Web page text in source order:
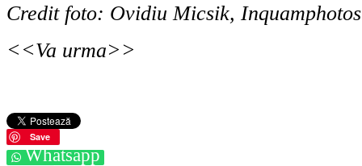
Credit foto: Ovidiu Micsik,
<<Va urma>>
Save
Whatsapp